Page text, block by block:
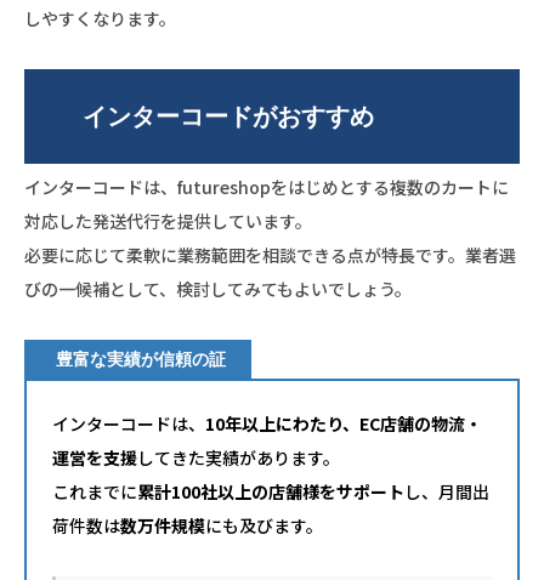
しやすくなります。
インターコードがおすすめ
インターコードは、futureshopをはじめとする複数のカートに
対応した発送代行を提供しています。
必要に応じて柔軟に業務範囲を相談できる点が特長です。業者選
びの一候補として、検討してみてもよいでしょう。
豊富な実績が信頼の証
インターコードは、 10年以上にわたり、EC店舗の物流・
運営を支援してきた実績があります。
これまでに累計100社以上の店舗様をサポート し、月間出
荷件数は数万件規模にも及びます。